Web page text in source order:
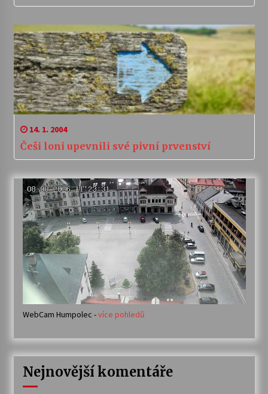
14. 1. 2004
Češi loni upevnili své pivní prvenství
WebCam Humpolec -více pohledů
Nejnovější komentáře